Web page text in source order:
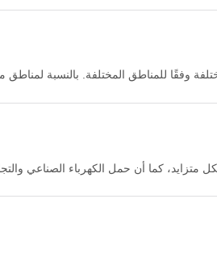
وفقًا للمناطق المختلفة. بالنسبة لمناطق
متزايد، كما أن حمل الكهرباء الصناعي